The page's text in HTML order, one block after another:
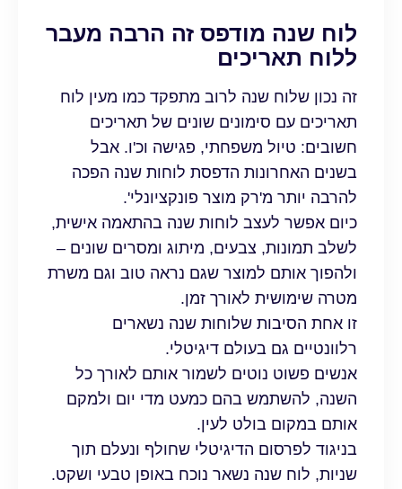
לוח שנה מודפס זה הרבה מעבר
ללוח תאריכים
זה נכון שלוח שנה לרוב מתפקד כמו מעין לוח
תאריכים עם סימונים שונים של תאריכים
חשובים: טיול משפחתי, פגישה וכ'ו. אבל
בשנים האחרונות הדפסת לוחות שנה הפכה
להרבה יותר מ'רק מוצר פונקציונלי'.
כיום אפשר לעצב לוחות שנה בהתאמה אישית,
לשלב תמונות, צבעים, מיתוג ומסרים שונים –
ולהפוך אותם למוצר שגם נראה טוב וגם משרת
מטרה שימושית לאורך זמן.
זו אחת הסיבות שלוחות שנה נשארים
רלוונטיים גם בעולם דיגיטלי.
אנשים פשוט נוטים לשמור אותם לאורך כל
השנה, להשתמש בהם כמעט מדי יום ולמקם
אותם במקום בולט לעין.
בניגוד לפרסום הדיגיטלי שחולף ונעלם תוך
שניות, לוח שנה נשאר נוכח באופן טבעי ושקט.